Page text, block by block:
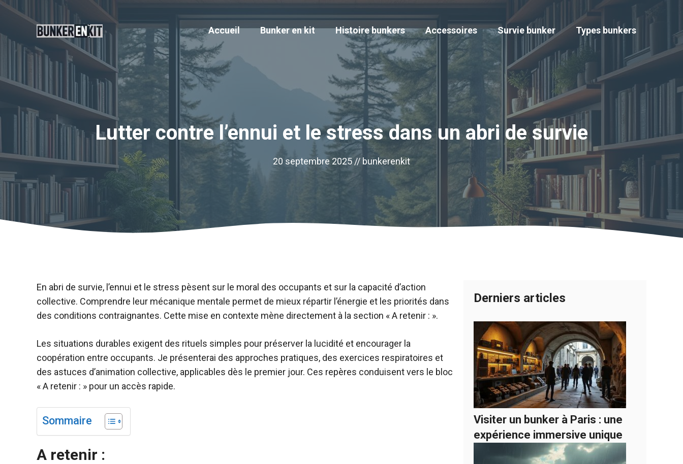
Aller
contenu
Accueil Bunker en kit Histoire bunkers Accessoires Survie bunker Types bunkers
Lutter contre l’ennui et le stress dans un abri de survie
20 septembre 2025 // bunkerenkit
En abri de survie, l’ennui et le stress pèsent sur le moral des occupants et sur la capacité d’action
collective. Comprendre leur mécanique mentale permet de mieux répartir l’énergie et les priorités dans
des conditions contraignantes. Cette mise en contexte mène directement à la section « A retenir : ».
Les situations durables exigent des rituels simples pour préserver la lucidité et encourager la
coopération entre occupants. Je présenterai des approches pratiques, des exercices respiratoires et
des astuces d’animation collective, applicables dès le premier jour. Ces repères conduisent vers le bloc
« A retenir : » pour un accès rapide.
Sommaire
A retenir :
Derniers articles
Visiter un bunker à Paris : une
expérience immersive unique